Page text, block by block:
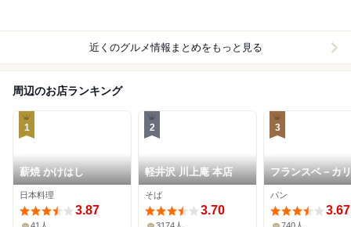
近くのグルメ情報まとめをもっと見る
周辺のお店ランキング
1
薪焼 かけはし
日本料理
3.87
2
軽井沢 川上庵 本店
そば
3.70
3
フランスベ－カ
パン
3.67